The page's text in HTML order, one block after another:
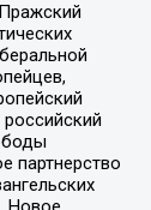
партнерство